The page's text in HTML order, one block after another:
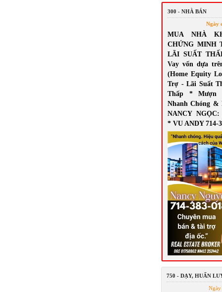
300 - NHÀ BÁN
Ngày
MUA NHÀ
CHỨNG MINH
LÃI SUẤT
Vay vốn dựa
(Home Equity
Trợ - Lãi Suất
Thấp * Mượn
Nhanh Chóng &
NANCY NGỌC:
* VU ANDY 714-
750 - DẠY, HUẤN
Ngày